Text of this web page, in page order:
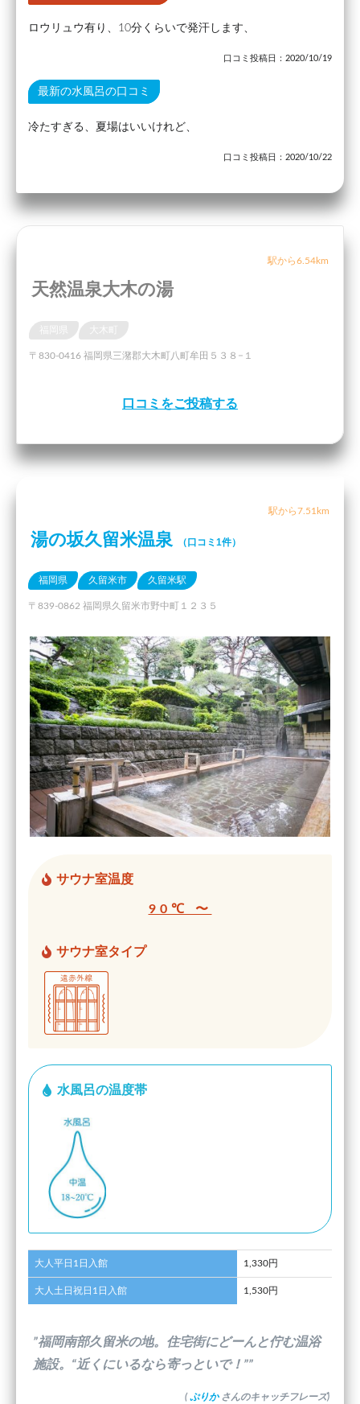
ロウリュウ有り、10分くらいで発汗します、
口コミ投稿日：2020/10/19
最新の水風呂の口コミ
冷たすぎる、夏場はいいけれど、
口コミ投稿日：2020/10/22
駅から6.54km
天然温泉大木の湯
〒830-0416 福岡県三潴郡大木町八町牟田５３８−１
口コミをご投稿する
駅から7.51km
湯の坂久留米温泉 （口コミ1件）
福岡県 久留米市 久留米駅
〒839-0862 福岡県久留米市野中町１２３５
サウナ室温度
90℃ 〜
サウナ室タイプ
水風呂の温度帯
大人平日1日入館 1,330円
大人土日祝日1日入館 1,530円
”福岡南部久留米の地。住宅街にどーんと佇む温浴
施設。“近くにいるなら寄っといで！””
( ぷりか さんのキャッチフレーズ)